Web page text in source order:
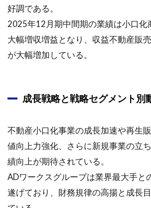
好調である。
2025年12月期中間期の業績は小口化
大幅増収増益となり、収益不動産販
が大幅増加している。
成長戦略と戦略セグメント別
不動産小口化事業の成長加速や再生
値向上力強化、さらに新規事業の立
績向上が期待されている。
ADワークスグループは業界最大手と
遂げており、財務規律の高揚と成長